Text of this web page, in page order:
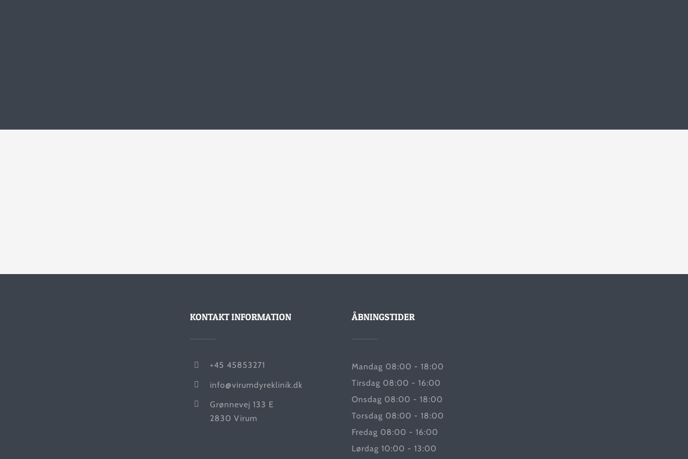
KONTAKT INFORMATION
+45 45853271
info@virumdyreklinik.dk
Grønnevej 133 E
2830 Virum
ÅBNINGSTIDER
Mandag 08:00 - 18:00
Tirsdag 08:00 - 16:00
Onsdag 08:00 - 18:00
Torsdag 08:00 - 18:00
Fredag 08:00 - 16:00
Lørdag 10:00 - 13:00